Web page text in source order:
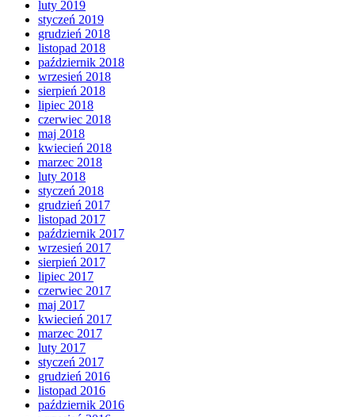
luty 2019
styczeń 2019
grudzień 2018
listopad 2018
październik 2018
wrzesień 2018
sierpień 2018
lipiec 2018
czerwiec 2018
maj 2018
kwiecień 2018
marzec 2018
luty 2018
styczeń 2018
grudzień 2017
listopad 2017
październik 2017
wrzesień 2017
sierpień 2017
lipiec 2017
czerwiec 2017
maj 2017
kwiecień 2017
marzec 2017
luty 2017
styczeń 2017
grudzień 2016
listopad 2016
październik 2016